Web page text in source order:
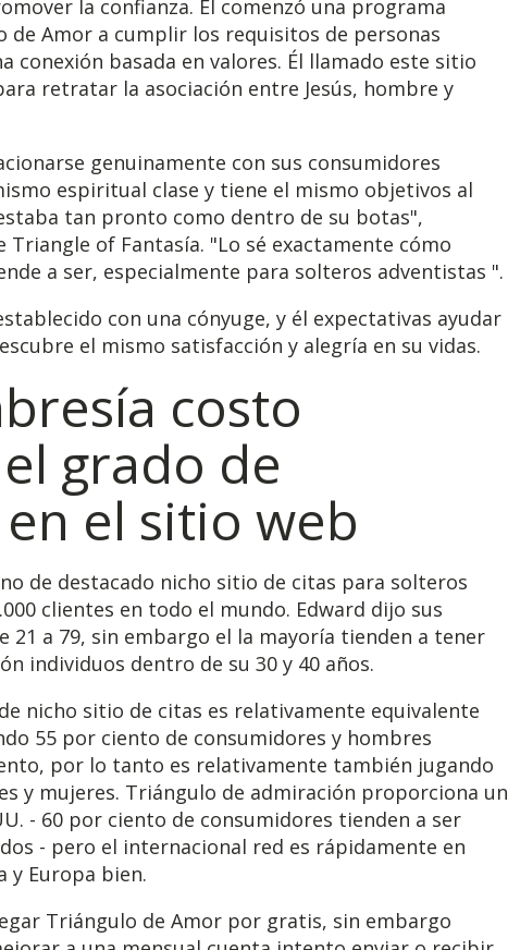
la confianza. Él comenzó una programa
de Amor a cumplir los requisitos de personas
conexión basada en valores. Él llamado este sitio
retratar la asociación entre Jesús, hombre y
genuinamente con sus consumidores
espiritual clase y tiene el mismo objetivos al
tan pronto como dentro de su botas",
Triangle of Fantasía. "Lo sé exactamente cómo
a ser, especialmente para solteros adventistas ".
con una cónyuge, y él expectativas ayudar
el mismo satisfacción y alegría en su vidas.
costo
grado de
el sitio web
de destacado nicho sitio de citas para solteros
clientes en todo el mundo. Edward dijo sus
21 a 79, sin embargo el la mayoría tienden a tener
individuos dentro de su 30 y 40 años.
nicho sitio de citas es relativamente equivalente
55 por ciento de consumidores y hombres
por lo tanto es relativamente también jugando
y mujeres. Triángulo de admiración proporciona un
- 60 por ciento de consumidores tienden a ser
- pero el internacional red es rápidamente en
y Europa bien.
Triángulo de Amor por gratis, sin embargo